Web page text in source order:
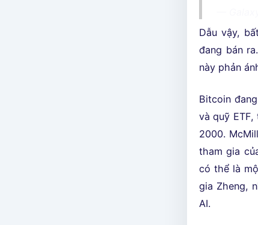
—
Dẫu vậy,
đang bán
này phản
Bitcoin
và quỹ
2000.
tham gia
có thể là
gia Zheng,
AI.